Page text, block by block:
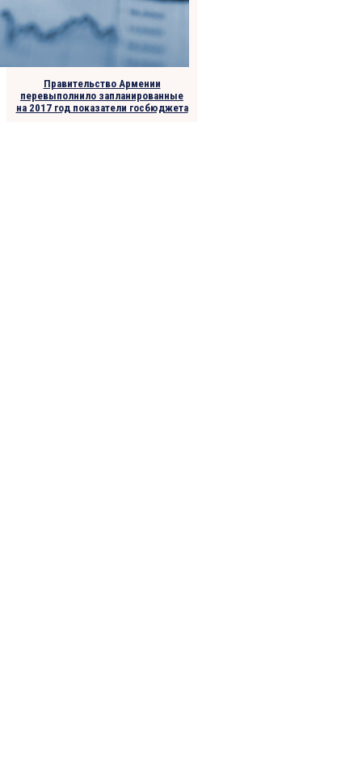
Правительство Армении
перевыполнило запланированные
на 2017 год показатели госбюджета